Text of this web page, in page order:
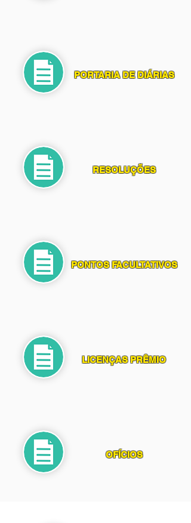
PORTARIA DE DIÁRIAS
RESOLUÇÕES
PONTOS FACULTATIVOS
LICENÇAS PRÊMIO
OFÍCIOS